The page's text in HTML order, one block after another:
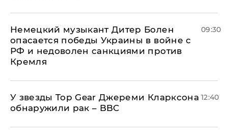
Немецкий музыкант Дитер Болен
опасается победы Украины в войне с
РФ и недоволен санкциями против
Кремля
09:30
У звезды Top Gear Джереми Кларксона
обнаружили рак – BBC
12:40